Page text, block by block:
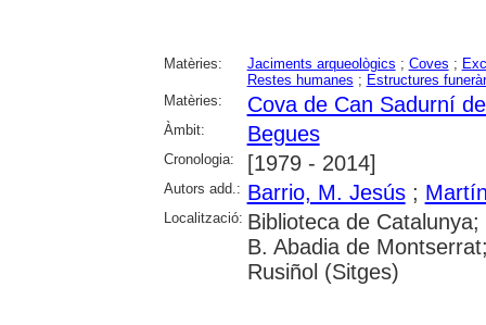
Matèries: Jaciments arqueològics ; Coves ;
Restes humanes ; Estructures
Matèries:
Cova de Can Sadurní
Àmbit: Begues
Cronologia: [1979 - 2014]
Autors add.: Barrio, M. Jesús;
Localització: Biblioteca de
B. Abadia de
Rusiñol (Sitges)